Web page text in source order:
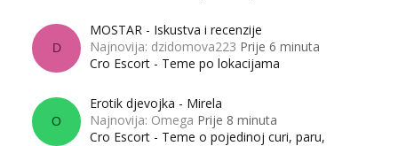
D
MOSTAR - Iskustva i recenzije
Najnovija: dzidomova223 Prije 6 minuta
Cro Escort - Teme po lokacijama
O
Erotik djevojka - Mirela
Najnovija: Omega Prije 8 minuta
Cro Escort - Teme o pojedinoj curi, paru,